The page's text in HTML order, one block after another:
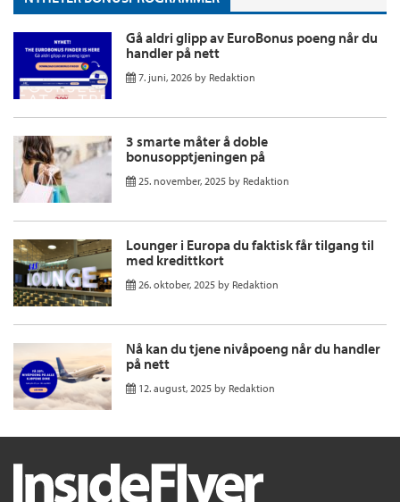
Gå aldri glipp av EuroBonus poeng når du
handler på nett
7. juni, 2026 by Redaktion
3 smarte måter å doble
bonusopptjeningen på
25. november, 2025 by Redaktion
Lounger i Europa du faktisk får tilgang til
med kredittkort
26. oktober, 2025 by Redaktion
Nå kan du tjene nivåpoeng når du handler
på nett
12. august, 2025 by Redaktion